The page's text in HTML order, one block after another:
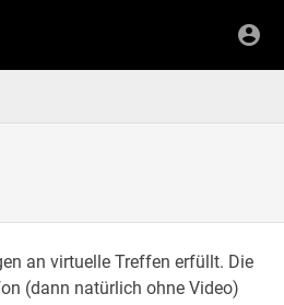
an virtuelle Treffen erfüllt. Die
(dann natürlich ohne Video)